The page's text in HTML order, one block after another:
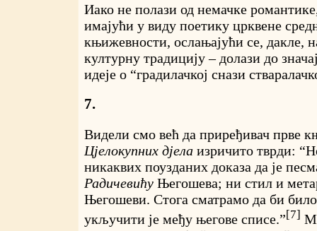
Иако не полази од немачке
имајући у виду поетику црквене
књижевности, ослањајући се, дакле,
културну традицију – долази до
идеје о “градилачкој снази
7.
Видели смо већ да приређивач прве
Цјелокупних дјела изричито тврди:
никаквих поузданих доказа да је
Радичевићу Његошева; ни стил и
Његошеви. Стога сматрамо да би
укључити је међу његове списе.”[7]